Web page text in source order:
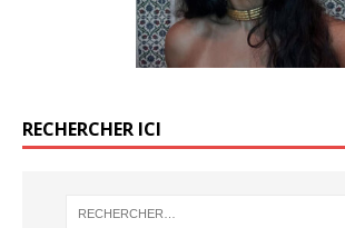
RECHERCHER ICI